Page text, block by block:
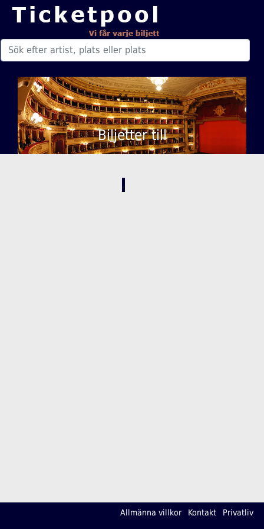
Biljetter till
,
Allmänna villkor Kontakt Privatliv